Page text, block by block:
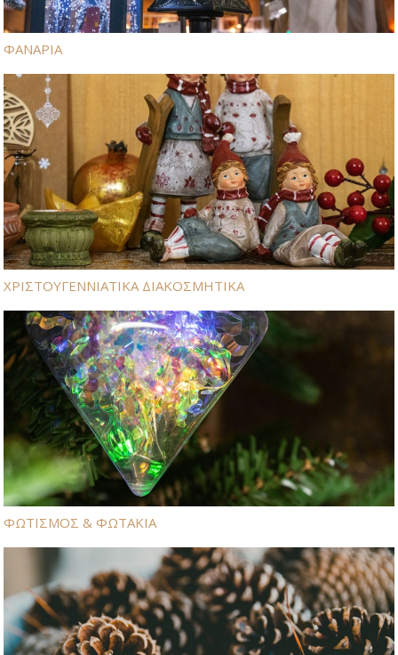
ΦΑΝΑΡΙΑ
ΧΡΙΣΤΟΥΓΕΝΝΙΑΤΙΚΑ ΔΙΑΚΟΣΜΗΤΙΚΑ
ΦΩΤΙΣΜΟΣ & ΦΩΤΑΚΙΑ